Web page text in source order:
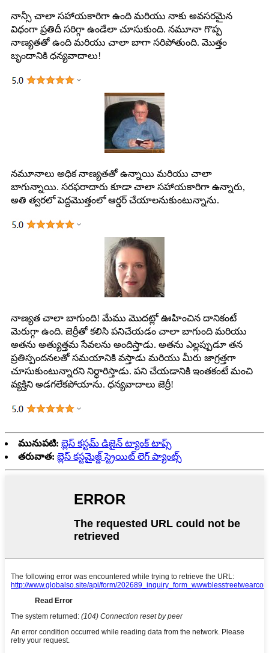
నాన్సీ చాలా సహాయకారిగా ఉంది మరియు నాకు అవసరమైన
విధంగా ప్రతిదీ సరిగ్గా ఉండేలా చూసుకుంది. నమూనా గొప్ప
నాణ్యతతో ఉంది మరియు చాలా బాగా సరిపోతుంది. మొత్తం
బృందానికి ధన్యవాదాలు!
నమూనాలు అధిక నాణ్యతతో ఉన్నాయి మరియు చాలా
బాగున్నాయి. సరఫరాదారు కూడా చాలా సహాయకారిగా ఉన్నారు,
అతి త్వరలో పెద్దమొత్తంలో ఆర్డర్ చేయాలనుకుంటున్నాను.
నాణ్యత చాలా బాగుంది! మేము మొదట్లో ఊహించిన దానికంటే
మెరుగ్గా ఉంది. జెర్రీతో కలిసి పనిచేయడం చాలా బాగుంది మరియు
అతను అత్యుత్తమ సేవలను అందిస్తాడు. అతను ఎల్లప్పుడూ తన
ప్రతిస్పందనలతో సమయానికి వస్తాడు మరియు మీరు జాగ్రత్తగా
చూసుకుంటున్నారని నిర్ధారిస్తాడు. పని చేయడానికి ఇంతకంటే మంచి
వ్యక్తిని అడగలేకపోయాను. ధన్యవాదాలు జెర్రీ!
మునుపటి: బ్లెస్ కస్టమ్ డిజైన్ ట్యాంక్ టాప్స్
తరువాత: బ్లెస్ కస్టమైజ్డ్ స్ట్రెయిట్ లెగ్ ప్యాంట్స్